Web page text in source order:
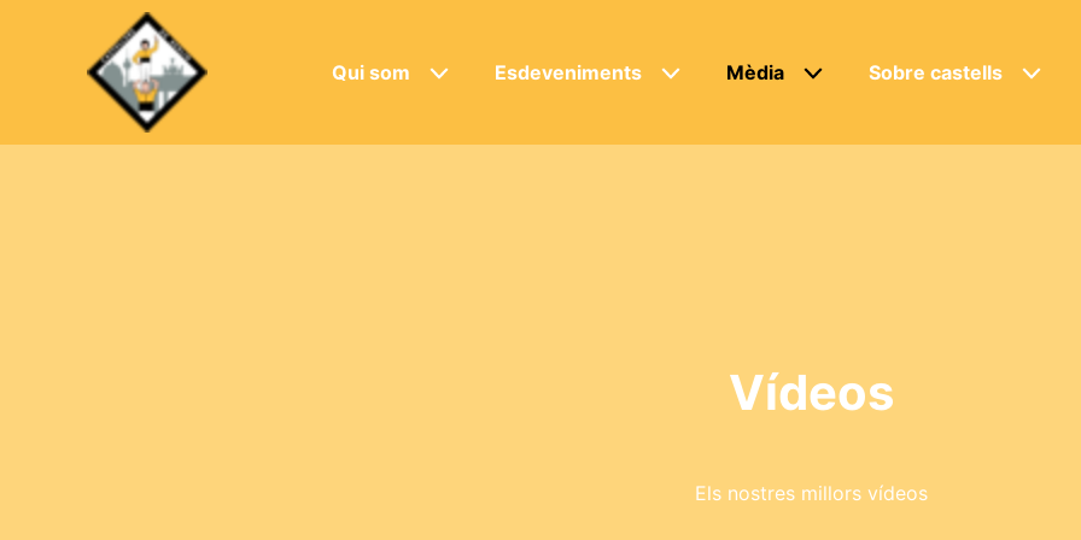
Qui som Esdeveniments Mèdia Sobre castells
Vídeos
Els nostres millors vídeos